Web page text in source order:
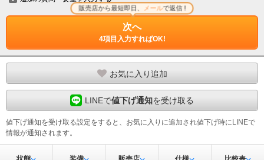
次へ
4項目入力すればOK!
販売店から最短即日、 メールで返信 !
お気に入り追加
LINEで値下げ通知を受け取る
値下げ通知を受け取る設定をすると、お気に入りに追加され値下げ時にLINEで
情報が通知されます。